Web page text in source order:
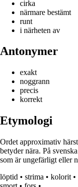
cirka
närmare bestämt
runt
i närheten av
Antonymer
exakt
noggrann
precis
korrekt
Etymologi
Ordet approximativ
betyder nära. På
som är ungefärligt eller
löptid • strima • kolorit •